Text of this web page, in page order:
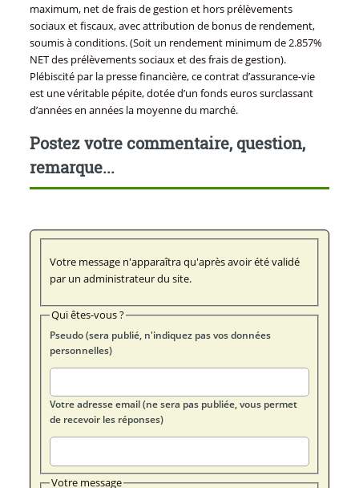
maximum, net de frais de gestion et hors prélèvements
sociaux et fiscaux, avec attribution de bonus de rendement,
soumis à conditions. (Soit un rendement minimum de 2.857%
NET des prélèvements sociaux et des frais de gestion).
Plébiscité par la presse financière, ce contrat d’assurance-vie
est une véritable pépite, dotée d’un fonds euros surclassant
d’années en années la moyenne du marché.
Postez votre commentaire, question,
remarque...
Votre message n'apparaîtra qu'après avoir été validé
par un administrateur du site.
Qui êtes-vous ?
Pseudo (sera publié, n'indiquez pas vos données
personnelles)
Votre adresse email (ne sera pas publiée, vous permet
de recevoir les réponses)
Votre message